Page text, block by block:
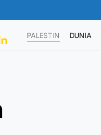
PALESTIN DUNIA